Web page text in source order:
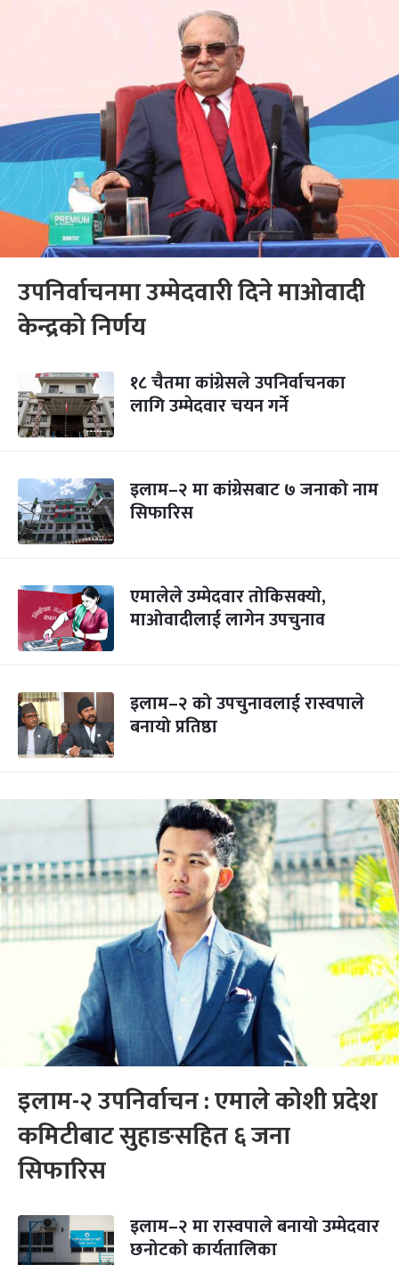
उपनिर्वाचनमा उम्मेदवारी दिने माओवादी
केन्द्रको निर्णय
१८ चैतमा कांग्रेसले उपनिर्वाचनका
लागि उम्मेदवार चयन गर्ने
इलाम–२ मा कांग्रेसबाट ७ जनाको नाम
सिफारिस
एमालेले उम्मेदवार तोकिसक्यो,
माओवादीलाई लागेन उपचुनाव
इलाम–२ को उपचुनावलाई रास्वपाले
बनायो प्रतिष्ठा
इलाम-२ उपनिर्वाचन : एमाले कोशी प्रदेश
कमिटीबाट सुहाङसहित ६ जना
सिफारिस
इलाम–२ मा रास्वपाले बनायो उम्मेदवार
छनोटको कार्यतालिका